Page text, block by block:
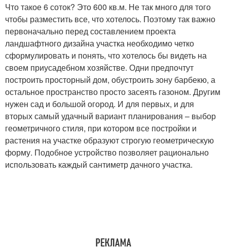
Что такое 6 соток? Это 600 кв.м. Не так много для того
чтобы разместить все, что хотелось. Поэтому так важно
первоначально перед составлением проекта
ландшафтного дизайна участка необходимо четко
сформулировать и понять, что хотелось бы видеть на
своем приусадебном хозяйстве. Одни предпочтут
построить просторный дом, обустроить зону барбекю, а
остальное пространство просто засеять газоном. Другим
нужен сад и большой огород. И для первых, и для
вторых самый удачный вариант планирования – выбор
геометричного стиля, при котором все постройки и
растения на участке образуют строгую геометрическую
форму. Подобное устройство позволяет рационально
использовать каждый сантиметр дачного участка.